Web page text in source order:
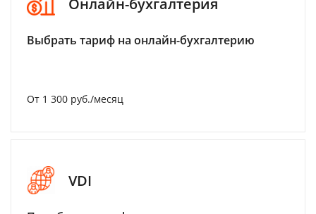
Выбрать тариф на онлайн-бухгалтерию
От 1 300 руб./месяц
VDI